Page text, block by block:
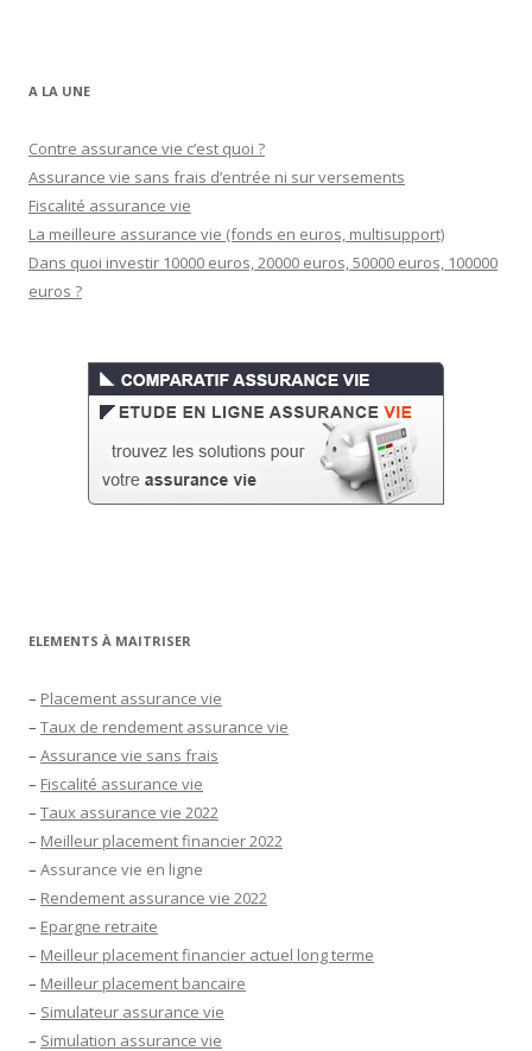
A LA UNE
Contre assurance vie c’est quoi ?
Assurance vie sans frais d’entrée ni sur versements
Fiscalité assurance vie
La meilleure assurance vie (fonds en euros, multisupport)
Dans quoi investir 10000 euros, 20000 euros, 50000 euros, 100000
euros ?
ELEMENTS À MAITRISER
– Placement assurance vie
– Taux de rendement assurance vie
– Assurance vie sans frais
– Fiscalité assurance vie
– Taux assurance vie 2022
– Meilleur placement financier 2022
– Assurance vie en ligne
– Rendement assurance vie 2022
– Epargne retraite
– Meilleur placement financier actuel long terme
– Meilleur placement bancaire
– Simulateur assurance vie
– Simulation assurance vie